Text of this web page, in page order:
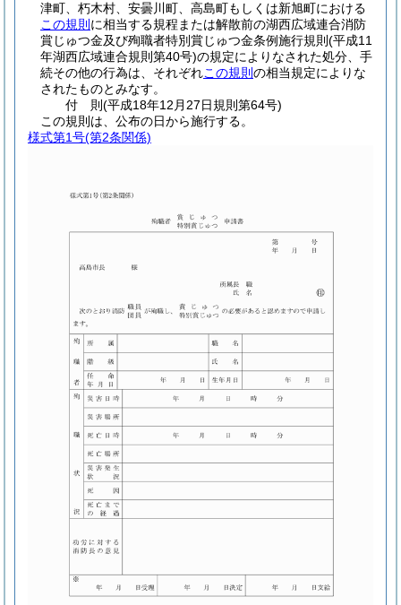
津町、朽木村、安曇川町、高島町もしくは新旭町における
この規則 に相当する規程または解散前の湖西広域連合消防
賞じゅつ金及び殉職者特別賞じゅつ金条例施行規則 (平成11
年湖西広域連合規則第40号)の規定によりなされた処分、手
続その他の行為は、それぞれこの規則 の相当規定によりな
されたものとみなす。
付 則(平成18年12月27日規則第64号)
この規則は、公布の日から施行する。
様式第1号(第2条関係)